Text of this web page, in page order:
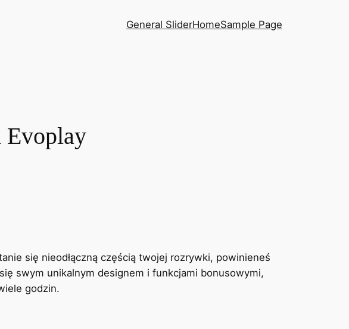
General SliderHomeSample Page
Evoplay
się nieodłączną częścią twojej rozrywki, powinieneś
swym unikalnym designem i funkcjami bonusowymi,
godzin.